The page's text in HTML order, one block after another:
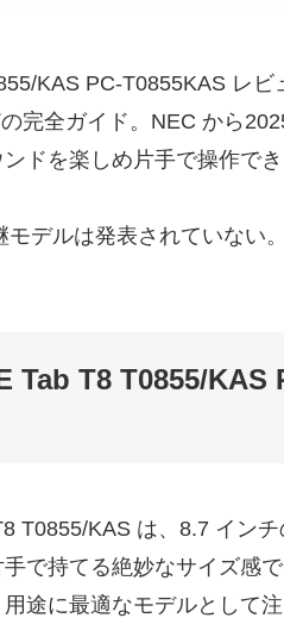
KAS PC-T0855KAS レ
完全ガイド。NEC から
ドを楽しめ片手で操作でき
モデルは発表されていない
Tab T8 T0855/
T0855/KAS は、8.7 イン
で持てる絶妙なサイズ感
用途に最適なモデルとして注